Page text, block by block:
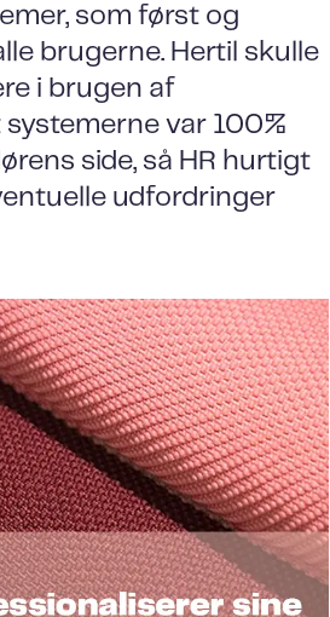
som først og
brugerne. Hertil skulle
i brugen af
var 100%
side, så HR hurtigt
udfordringer